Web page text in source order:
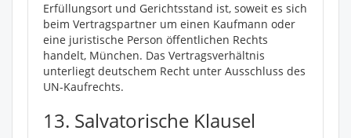
Erfüllungsort und Gerichtsstand ist, soweit es sich
beim Vertragspartner um einen Kaufmann oder
eine juristische Person öffentlichen Rechts
handelt, München. Das Vertragsverhältnis
unterliegt deutschem Recht unter Ausschluss des
UN-Kaufrechts.
13. Salvatorische Klausel